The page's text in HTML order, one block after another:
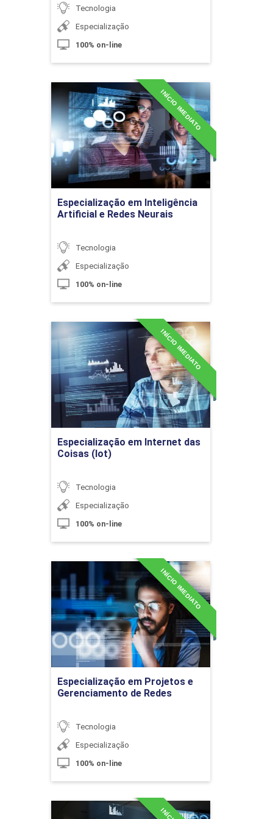
Algoritmos Paralelos com Rapids
10h
Fundamentos do Marketing Digital
Introdução ao Marketing Digital
Desafios do Marketing no Novo e
Conectado Milênio
O Marketing e a Internet
10h
Redes Sociais
Marketing Off-line e On-line
Tecnologia
Especialização
100% on-line
Especialização em Inteligência
Artificial e Redes Neurais
INÍCIO IMEDIATO
Tecnologia
Especialização
100% on-line
Especialização em
Inteligência Artificial e
Redes Neurais
Detalhes do curso
Especialização em Internet das
Coisas (Iot)
INÍCIO IMEDIATO
Tecnologia
Especialização
100% on-line
Especialização em Internet
das Coisas (Iot)
Detalhes do curso
Ir para Inscrição
Especialização em Projetos e
Gerenciamento de Redes
INÍCIO IMEDIATO
Tecnologia
Especialização
100% on-line
Especialização em Projetos
e Gerenciamento de Redes
Detalhes do curso
Ir para Inscrição
Especialização em